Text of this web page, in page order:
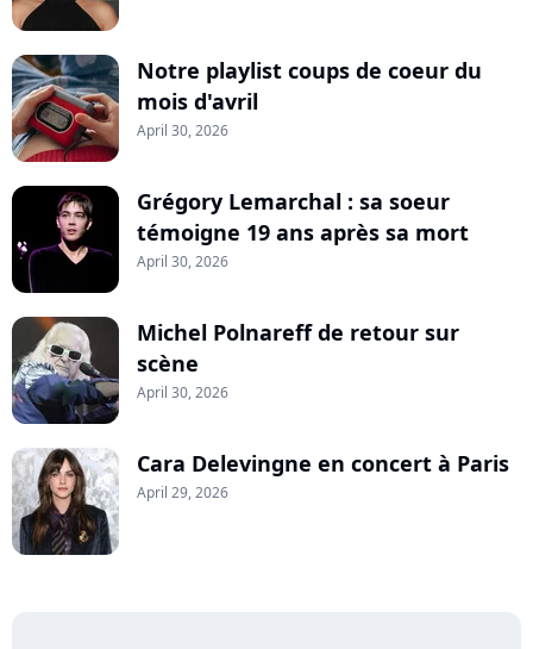
Notre playlist coups de coeur du
mois d'avril
April 30, 2026
Grégory Lemarchal : sa soeur
témoigne 19 ans après sa mort
April 30, 2026
Michel Polnareff de retour sur
scène
April 30, 2026
Cara Delevingne en concert à Paris
April 29, 2026